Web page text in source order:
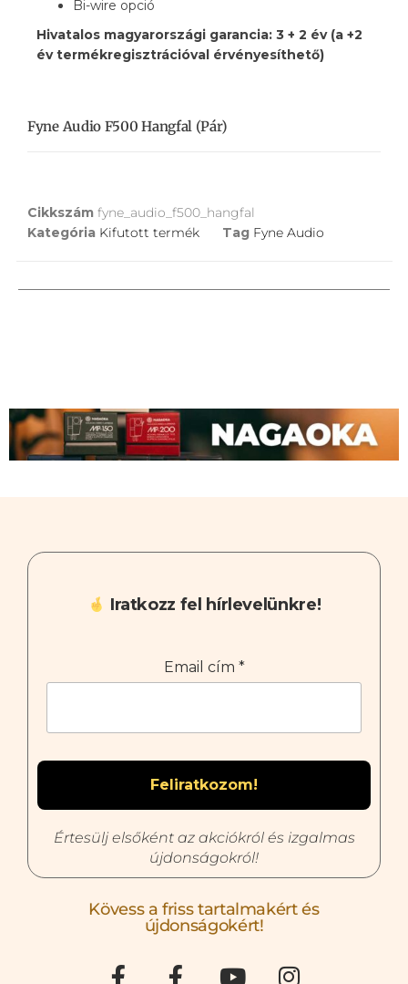
Bi-wire opció
Hivatalos magyarországi garancia: 3 + 2 év (a +2
év termékregisztrációval érvényesíthető)
Fyne Audio F500 Hangfal (pár)
Cikkszám fyne_audio_f500_hangfal
Kategória Kifutott termék Tag Fyne Audio
Iratkozz fel hírlevelünkre!
Email cím *
Értesülj elsőként az akciókról és izgalmas
újdonságokról!
Kövess a friss tartalmakért és
újdonságokért!